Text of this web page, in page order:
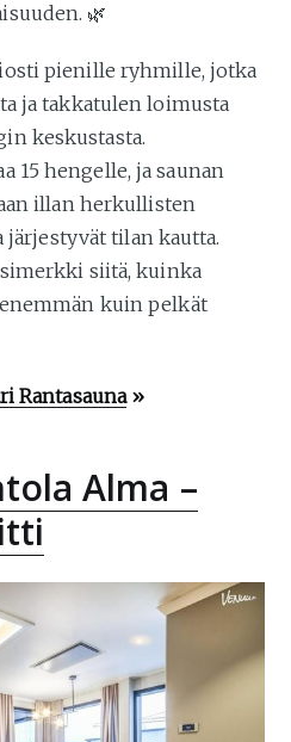
🌿
pienille ryhmille, jotka
ja takkatulen loimusta
keskustasta.
15 hengelle, ja saunan
illan herkullisten
tilan kautta.
siitä, kuinka
kuin pelkät
Rantasauna»
Alma –